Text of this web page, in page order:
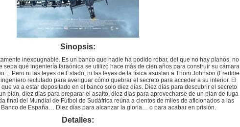
Sinopsis:
inexpugnable. Es un banco que nadie ha podido robar, del que no hay planos, no
sepa qué ingeniería faraónica se utilizó hace más de cien años para construir su cámara
Pero ni las leyes de Estado, ni las leyes de la física asustan a Thom Johnson (Freddie
reclutado para averiguar cómo quebrar el secreto para acceder a su interior. El
va a estar depositado en el banco solo diez días. Diez días para descubrir el secreto
plan, diez días para preparar el asalto, diez días para aprovecharse de un plan de fuga
final del Mundial de Fútbol de Sudáfrica reúna a cientos de miles de aficionados a las
de España… Diez días para alcanzar la gloria… o para acabar en prisión.
Detalles: